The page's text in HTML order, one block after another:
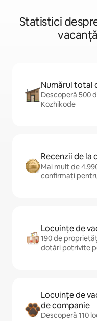
Statistici
Numărul total
Descoperă 500
Kozhikode
Recenzii de
Mai mult de
confirmați
Locuințe de
190 de
dotări potrivite
Locuințe de
de companie
Descoperă 110